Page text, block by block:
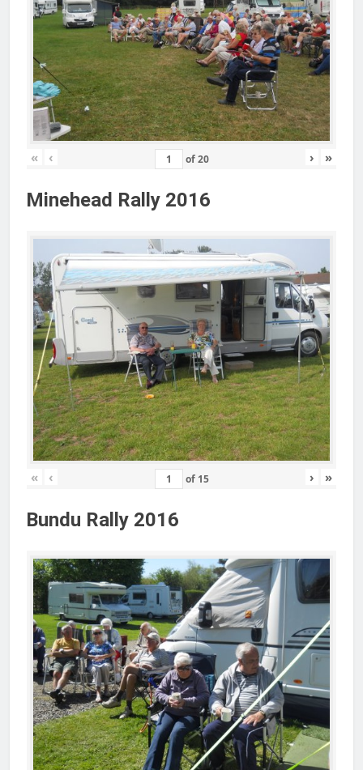
« ‹ of20 › »
Minehead Rally 2016
« ‹ of 15 › »
Bundu Rally 2016